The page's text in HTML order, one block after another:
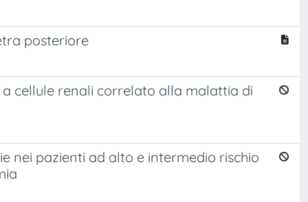
posteriore
cellule renali correlato alla malattia di
nei pazienti ad alto e intermedio rischio